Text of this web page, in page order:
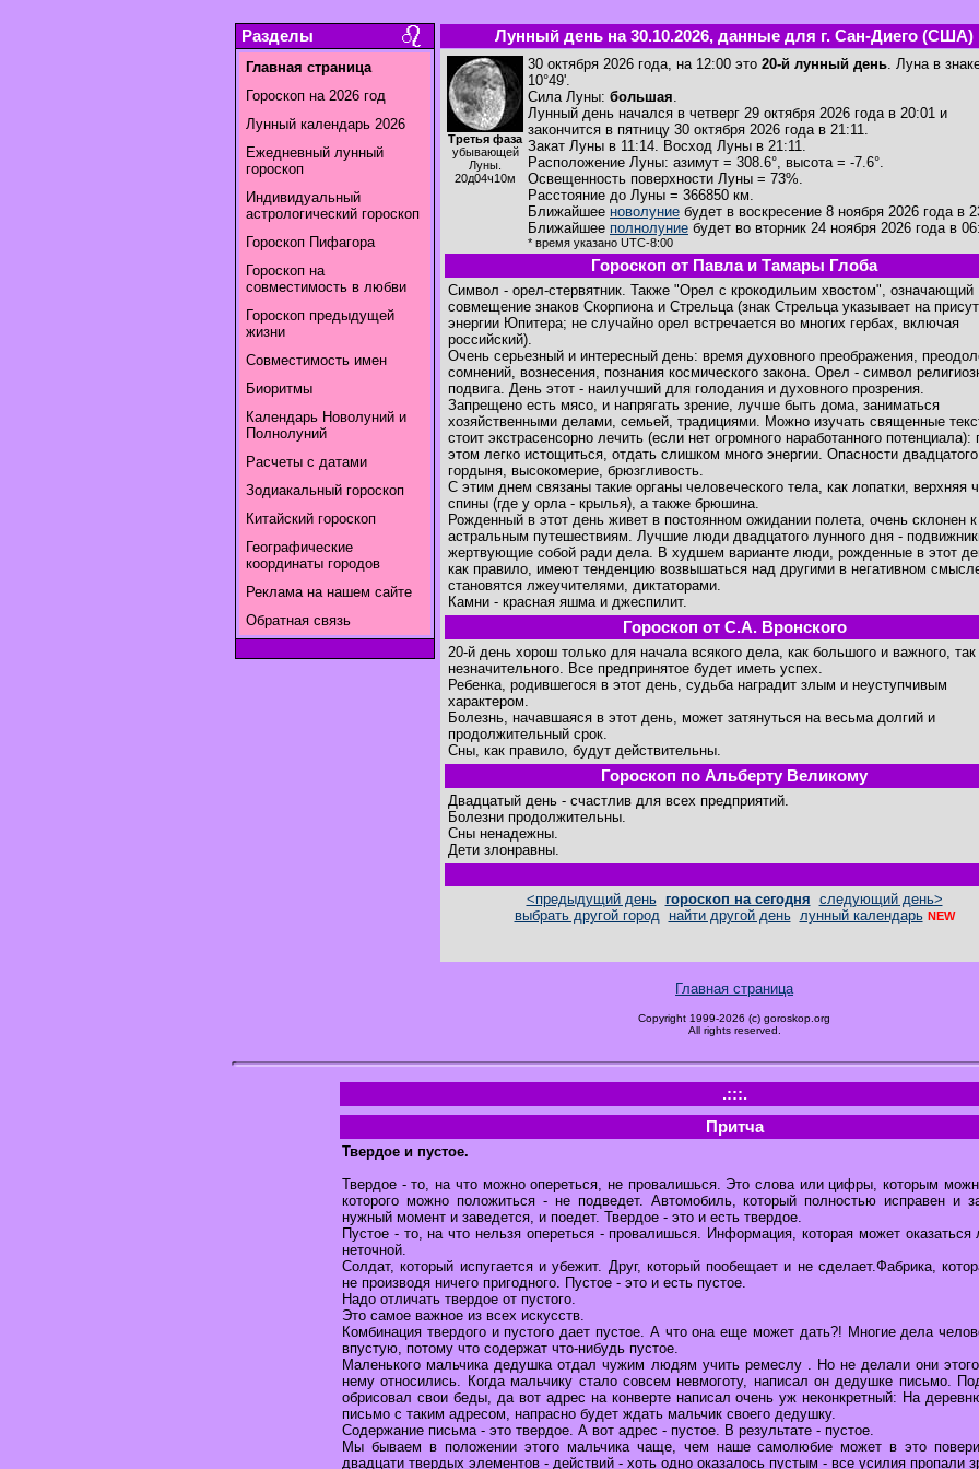
Разделы
Главная страница
Гороскоп на 2026 год
Лунный календарь 2026
Ежедневный лунный
гороскоп
Индивидуальный
астрологический гороскоп
Гороскоп Пифагора
Гороскоп на
совместимость в любви
Гороскоп предыдущей
жизни
Совместимость имен
Биоритмы
Календарь Новолуний и
Полнолуний
Расчеты с датами
Зодиакальный гороскоп
Китайский гороскоп
Географические
координаты городов
Реклама на нашем сайте
Обратная связь
Лунный день на 30.10.2026, данные для г. Сан-Диего (США)
Третья фаза
убывающей
Луны.
20д04ч10м
30 октября 2026 года, на 12:00 это 20-й лунный день. Луна в
10°49'.
Сила Луны: большая.
Лунный день начался в четверг 29 октября 2026 года в 20:01 и
закончится в пятницу 30 октября 2026 года в 21:11.
Закат Луны в 11:14. Восход Луны в 21:11.
Расположение Луны: азимут = 308.6°, высота = -7.6°.
Освещенность поверхности Луны = 73%.
Расстояние до Луны = 366850 км.
Ближайшее новолуние будет в воскресение 8 ноября 2026 года в
Ближайшее полнолуние будет во вторник 24 ноября 2026 года в
* время указано UTC-8:00
Гороскоп от Павла и Тамары Глоба
Символ - орел-стервятник. Также "Орел с крокодильим хвостом", означающий
совмещение знаков Скорпиона и Стрельца (знак Стрельца указывает на
энергии Юпитера; не случайно орел встречается во многих гербах, включая
российский).
Очень серьезный и интересный день: время духовного преображения,
сомнений, вознесения, познания космического закона. Орел - символ
подвига. День этот - наилучший для голодания и духовного прозрения.
Запрещено есть мясо, и напрягать зрение, лучше быть дома, заниматься
хозяйственными делами, семьей, традициями. Можно изучать священные
стоит экстрасенсорно лечить (если нет огромного наработанного потенциала):
этом легко истощиться, отдать слишком много энергии. Опасности
гордыня, высокомерие, брюзгливость.
С этим днем связаны такие органы человеческого тела, как лопатки, верхняя
спины (где у орла - крылья), а также брюшина.
Рожденный в этот день живет в постоянном ожидании полета, очень склонен к
астральным путешествиям. Лучшие люди двадцатого лунного дня -
жертвующие собой ради дела. В худшем варианте люди, рожденные в этот
как правило, имеют тенденцию возвышаться над другими в негативном
становятся лжеучителями, диктаторами.
Камни - красная яшма и джеспилит.
Гороскоп от С.А. Вронского
20-й день хорош только для начала всякого дела, как большого и важного, так
незначительного. Все предпринятое будет иметь успех.
Ребенка, родившегося в этот день, судьба наградит злым и неуступчивым
характером.
Болезнь, начавшаяся в этот день, может затянуться на весьма долгий и
продолжительный срок.
Сны, как правило, будут действительны.
Гороскоп по Альберту Великому
Двадцатый день - счастлив для всех предприятий.
Болезни продолжительны.
Сны ненадежны.
Дети злонравны.
<предыдущий день гороскоп на сегодня следующий день>
выбрать другой город
найти другой день лунный календарь NEW
Главная страница
Copyright 1999-2026 (c) goroskop.org
All rights reserved.
.:::.
Притча
Твердое и пустое.
Твердое - то, на что можно опереться, не провалишься. Это слова или цифры, которым
которого можно положиться - не подведет. Автомобиль, который полностью исправен и
нужный момент и заведется, и поедет. Твердое - это и есть твердое.
Пустое - то, на что нельзя опереться - провалишься. Информация, которая может оказаться
неточной.
Солдат, который испугается и убежит. Друг, который пообещает и не сделает.Фабрика,
не производя ничего пригодного. Пустое - это и есть пустое.
Надо отличать твердое от пустого.
Это самое важное из всех искусств.
Комбинация твердого и пустого дает пустое. А что она еще может дать?! Многие дела
впустую, потому что содержат что-нибудь пустое.
Маленького мальчика дедушка отдал чужим людям учить ремеслу . Но не делали они
нему относились. Когда мальчику стало совсем невмоготу, написал он дедушке письмо.
обрисовал свои беды, да вот адрес на конверте написал очень уж неконкретный: На
письмо с таким адресом, напрасно будет ждать мальчик своего дедушку.
Содержание письма - это твердое. А вот адрес - пустое. В результате - пустое.
Мы бываем в положении этого мальчика чаще, чем наше самолюбие может в это
двадцати твердых элементов - действий - хоть одно оказалось пустым - все усилия пропали